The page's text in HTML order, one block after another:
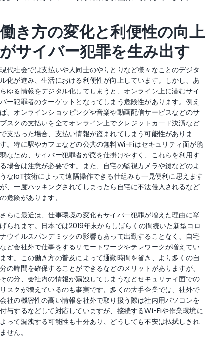
働き方の変化と利便性の向上
がサイバー犯罪を生み出す
現代社会では支払いや人同士のやりとりなど様々なことのデジタ
ル化が進み、生活における利便性が向上しています。しかし、あ
らゆる情報をデジタル化してしまうと、オンライン上に潜むサイ
バー犯罪者のターゲットとなってしまう危険性があります。例え
ば、オンラインショッピングや音楽や動画配信サービスなどのサ
ブスクの支払いを全てオンライン上でクレジットカード決済など
で支払った場合、支払い情報が盗まれてしまう可能性がありま
す。特に駅やカフェなどの公共の無料Wi-Fiはセキュリティ面が脆
弱なため、サイバー犯罪者が罠を仕掛けやすく、これらを利用す
る場合は注意が必要です。また、自宅の監視カメラや鍵などのよ
うなIoT技術によって遠隔操作できる仕組みも一見便利に思えます
が、一度ハッキングされてしまったら自宅に不法侵入されるなど
の危険があります。
さらに最近は、仕事環境の変化もサイバー犯罪が増えた理由に挙
げられます。日本では2019年末からしばらくの間続いた新型コロ
ナウイルスパンデミックの影響もあって出勤することなく、自宅
など会社外で仕事をするリモートワークやテレワークが増えてい
ます。この働き方の普及によって通勤時間を省き、より多くの自
分の時間を確保することができるなどのメリットがありますが、
その分、会社内の情報が漏洩してしまうなどセキュリティ面での
リスクが増えているのも事実です。多くの大手企業では、社外で
会社の機密性の高い情報を社外で取り扱う際は社内用パソコンを
付与するなどして対応していますが、接続するWi-Fiや作業環境に
よって漏洩する可能性も十分あり、どうしても不安は払拭しきれ
ません。